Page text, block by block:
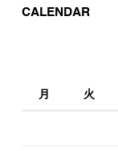
CALENDAR
月 火